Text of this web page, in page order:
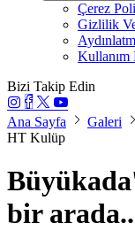
Çerez
Gizlilik
Kullanım
Bizi Takip Edin
Ana Sayfa Galeri
HT Kulüp
bir